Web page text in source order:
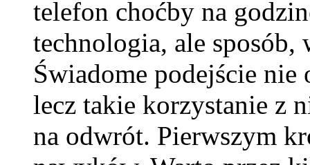
telefon choćby na
technologia, ale
Świadome podejście
lecz takie korzystanie z
na odwrót. Pierwszym